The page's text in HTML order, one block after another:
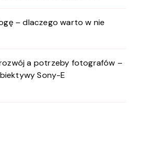
– dlaczego warto w nie
a potrzeby fotografów –
Sony-E